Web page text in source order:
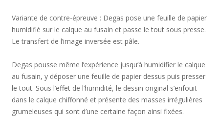
Variante de contre-épreuve : Degas pose une feuille de papier
humidifié sur le calque au fusain et passe le tout sous presse.
Le transfert de l’image inversée est pâle.
Degas pousse même l’expérience jusqu’à humidifier le calque
au fusain, y déposer une feuille de papier dessus puis presser
le tout. Sous l’effet de l’humidité, le dessin original s’enfouit
dans le calque chiffonné et présente des masses irrégulières
grumeleuses qui sont d’une certaine façon ainsi fixées.